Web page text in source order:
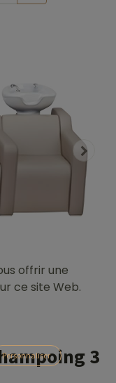
3
offrir une
ce site Web.
Personnaliser